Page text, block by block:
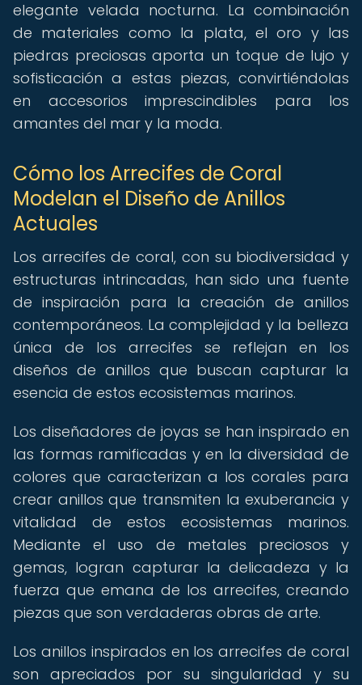
elegante velada nocturna. La combinación
de materiales como la plata, el oro y las
piedras preciosas aporta un toque de lujo y
sofisticación a estas piezas, convirtiéndolas
en accesorios imprescindibles para los
amantes del mar y la moda.
Cómo los Arrecifes de Coral
Modelan el Diseño de Anillos
Actuales
Los arrecifes de coral, con su biodiversidad y
estructuras intrincadas, han sido una fuente
de inspiración para la creación de anillos
contemporáneos. La complejidad y la belleza
única de los arrecifes se reflejan en los
diseños de anillos que buscan capturar la
esencia de estos ecosistemas marinos.
Los diseñadores de joyas se han inspirado en
las formas ramificadas y en la diversidad de
colores que caracterizan a los corales para
crear anillos que transmiten la exuberancia y
vitalidad de estos ecosistemas marinos.
Mediante el uso de metales preciosos y
gemas, logran capturar la delicadeza y la
fuerza que emana de los arrecifes, creando
piezas que son verdaderas obras de arte.
Los anillos inspirados en los arrecifes de coral
son apreciados por su singularidad y su